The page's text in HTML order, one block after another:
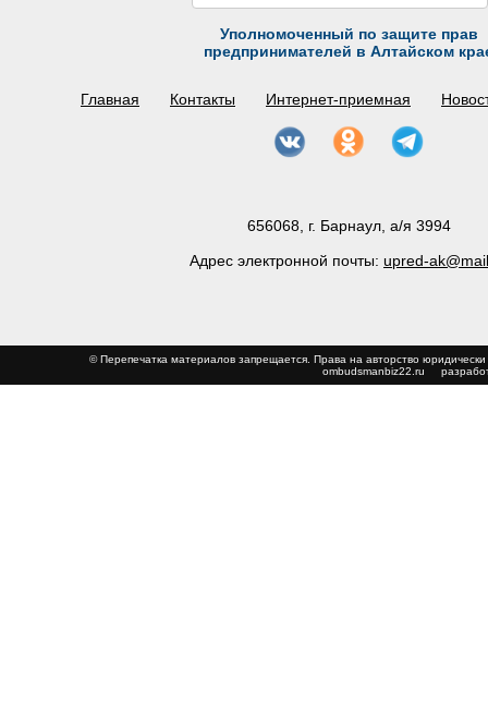
Уполномоченный по защите прав
предпринимателей в Алтайском
Главная Контакты Интернет-приемная
656068, г. Барнаул, а/я 3994
Адрес электронной почты: upred-
© Перепечатка материалов запрещается. Права на авторство
ombudsmanbiz22.ru